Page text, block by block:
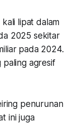
lipat dalam
2025 sekitar
pada 2024.
paling agresif
penurunan
ini juga